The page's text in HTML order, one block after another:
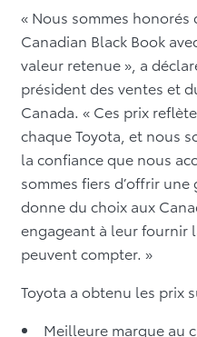
« Nous sommes honorés
Canadian Black Book
valeur retenue », a
président des ventes et
Canada. « Ces prix
chaque Toyota, et nous
la confiance que nous
sommes fiers d’offrir
donne du choix aux
engageant à leur fournir
peuvent compter. »
Toyota a obtenu les prix
Meilleure marque au